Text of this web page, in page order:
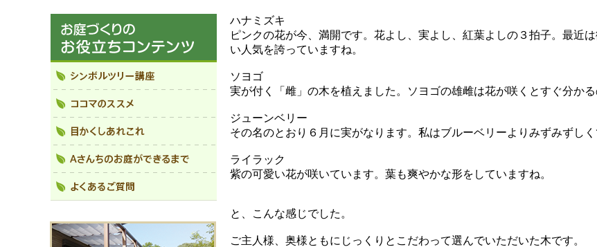
ハナミズキ
ピンクの花が今、満開です。花よし、実よし、紅葉よしの３拍子。最近
い人気を誇っていますね。
ソヨゴ
実が付く「雌」の木を植えました。ソヨゴの雄雌は花が咲くとすぐ分か
ジューンベリー
その名のとおり６月に実がなります。私はブルーベリーよりみずみずし
ライラック
紫の可愛い花が咲いています。葉も爽やかな形をしていますね。
と、こんな感じでした。
ご主人様、奥様ともにじっくりとこだわって選んでいただいた木です。